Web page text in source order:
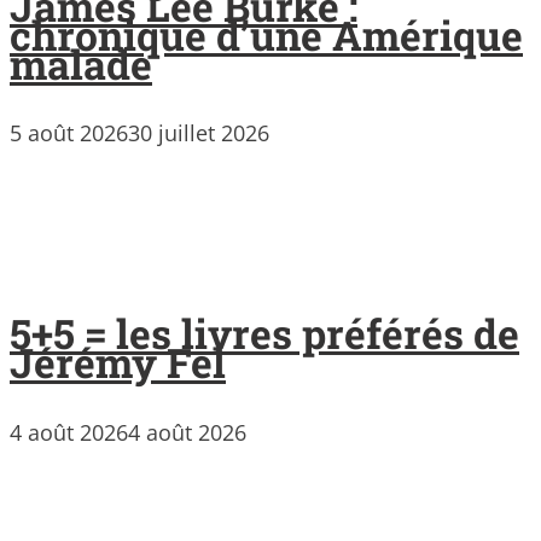
chronique d’une Amérique
malade
5 août 202630 juillet 2026
5+5 = les livres préférés de
Jérémy Fel
4 août 20264 août 2026